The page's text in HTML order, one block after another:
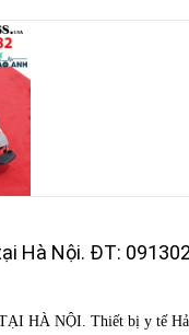
Hà Nội. ĐT:
HÀ NỘI. Thiết bị y tế